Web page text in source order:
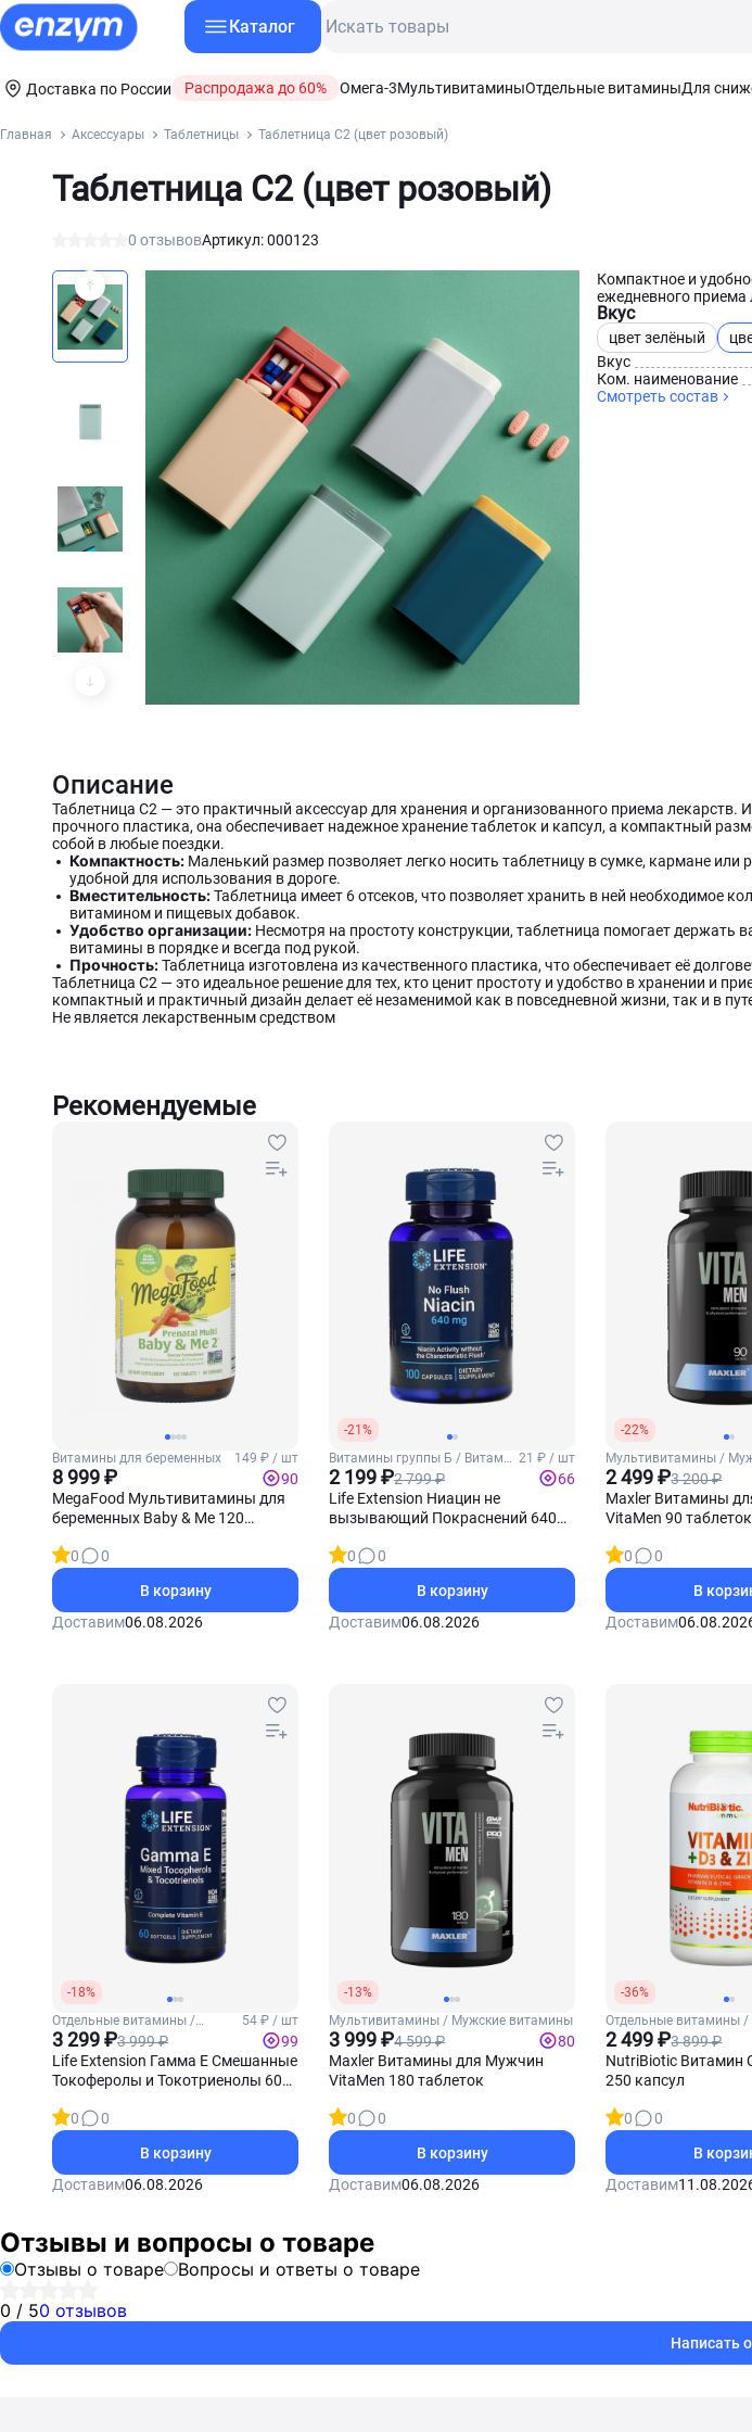
Каталог
Доставка по России Распродажа до 60% Омега-3МультивитаминыОтдельные витаминыДля
Главная Аксессуары Таблетницы Таблетница C2 (цвет розовый)
Таблетница C2 (цвет розовый)
0 отзывовАртикул: 000123
Компактное и
ежедневного приема
Вкус
цвет зелёный
Вкус
Ком. наименование
Смотреть состав
Описание
Таблетница C2 — это практичный аксессуар для хранения и организованного приема лекарств.
прочного пластика, она обеспечивает надежное хранение таблеток и капсул, а компактный
собой в любые поездки.
Компактность: Маленький размер позволяет легко носить таблетницу в сумке, кармане или
удобной для использования в дороге.
Вместительность:Таблетница имеет 6 отсеков, что позволяет хранить в ней необходимое
витамином и пищевых добавок.
Удобство организации: Несмотря на простоту конструкции, таблетница помогает держать
витамины в порядке и всегда под рукой.
Прочность:Таблетница изготовлена из качественного пластика, что обеспечивает её
Таблетница C2 — это идеальное решение для тех, кто ценит простоту и удобство в хранении и
компактный и практичный дизайн делает её незаменимой как в повседневной жизни, так и в
Не является лекарственным средством
Рекомендуемые
Витамины для беременных 149 ₽ / шт
8 999 ₽
90
MegaFood Мультивитамины для
беременных Baby & Me 120
0
0
В корзину
Доставим06.08.2026
-21%
Витамины группы Б / Витамин
Б3 (Ниацин)
21 ₽ / шт
2 199 ₽2 799 ₽
66
Life Extension Ниацин не
вызывающий Покраснений 640
0
0
В корзину
Доставим06.08.2026
-22%
Мультивитамины /
2 499 ₽3 200 ₽
Maxler Витамины
VitaMen 90 таблеток
0
0
В
Доставим
-18%
Отдельные витамины /
Витамин Е
54 ₽ / шт
3 299 ₽3 999 ₽
99
Life Extension Гамма Е Смешанные
Токоферолы и Токотриенолы 60
0
0
В корзину
Доставим06.08.2026
-13%
Мультивитамины / Мужские витамины
3 999 ₽4 599 ₽
80
Maxler Витамины для Мужчин
VitaMen 180 таблеток
0
0
В корзину
Доставим06.08.2026
-36%
Отдельные витамины /
2 499 ₽3 899 ₽
NutriBiotic Витамин
250 капсул
0
0
В
Доставим
Отзывы и вопросы о товаре
Отзывы о товаре
Вопросы и ответы о товаре
0 / 50 отзывов
Написать